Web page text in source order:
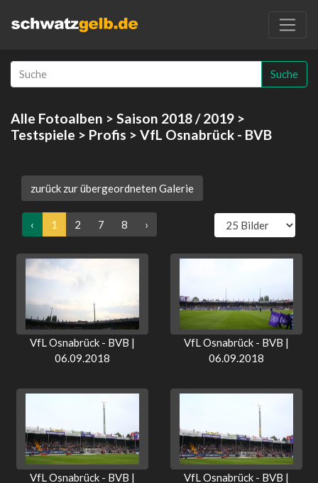
Suche
Alle Fotoalben > Saison 2018 / 2019 >
Testspiele > Profis > VfL Osnabrück - BVB
zurück zur übergeordneten Galerie
‹ 1 2 7 8 ›
VfL Osnabrück - BVB |
06.09.2018
VfL Osnabrück - BVB |
06.09.2018
VfL Osnabrück - BVB |
VfL Osnabrück - BVB |